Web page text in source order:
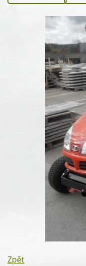
Zpět